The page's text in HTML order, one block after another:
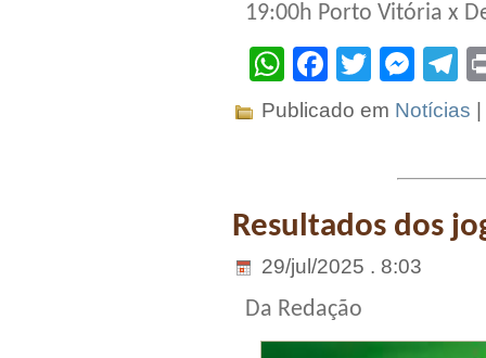
19:00h Porto Vitória x
WhatsApp
Facebook
Twitter
Publicado em Notícias
Resultados dos
29/jul/2025 . 8:03
Da Redação